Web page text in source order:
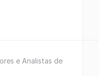
e Analistas de